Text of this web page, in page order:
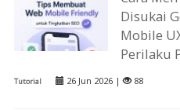
Disukai
Mobile
Perilaku
Tutorial 26 Jun 2026 | 88